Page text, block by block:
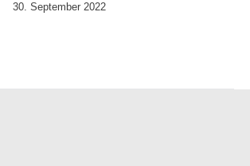
30. September 2022